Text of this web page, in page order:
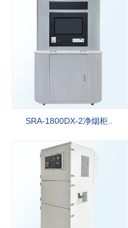
准时交货期，以满足91成人抖
SRA-1800DX-2净烟柜..